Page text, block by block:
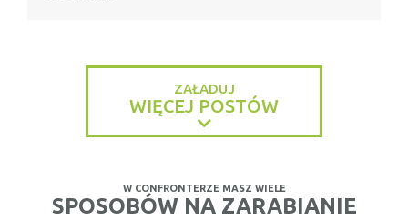
ZAŁADUJ
WIĘCEJ POSTÓW
W CONFRONTERZE MASZ WIELE
SPOSOBÓW NA ZARABIANIE